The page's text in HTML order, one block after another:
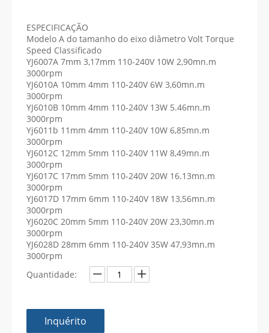
ESPECIFICAÇÃO
Modelo A do tamanho do eixo diâmetro Volt Torque
Speed ​​Classificado
YJ6007A 7mm 3,17mm 110-240V 10W 2,90mn.m
3000rpm
YJ6010A 10mm 4mm 110-240V 6W 3,60mn.m
3000rpm
YJ6010B 10mm 4mm 110-240V 13W 5.46mn.m
3000rpm
Yj6011b 11mm 4mm 110-240V 10W 6,85mn.m
3000rpm
YJ6012C 12mm 5mm 110-240V 11W 8,49mn.m
3000rpm
YJ6017C 17mm 5mm 110-240V 20W 16.13mn.m
3000rpm
YJ6017D 17mm 6mm 110-240V 18W 13,56mn.m
3000rpm
YJ6020C 20mm 5mm 110-240V 20W 23,30mn.m
3000rpm
YJ6028D 28mm 6mm 110-240V 35W 47,93mn.m
3000rpm
Quantidade:
Inquérito